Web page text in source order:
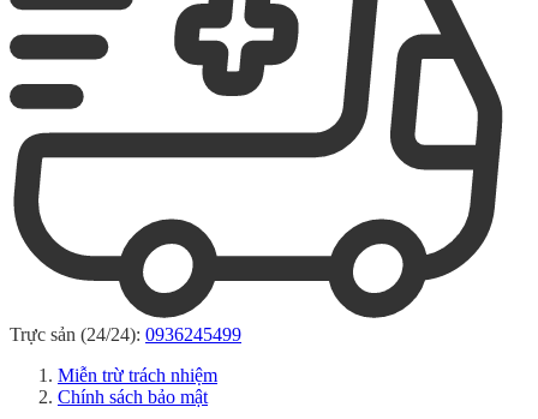
Trực sản (24/24): 0936245499
Miễn trừ trách nhiệm
Chính sách bảo mật